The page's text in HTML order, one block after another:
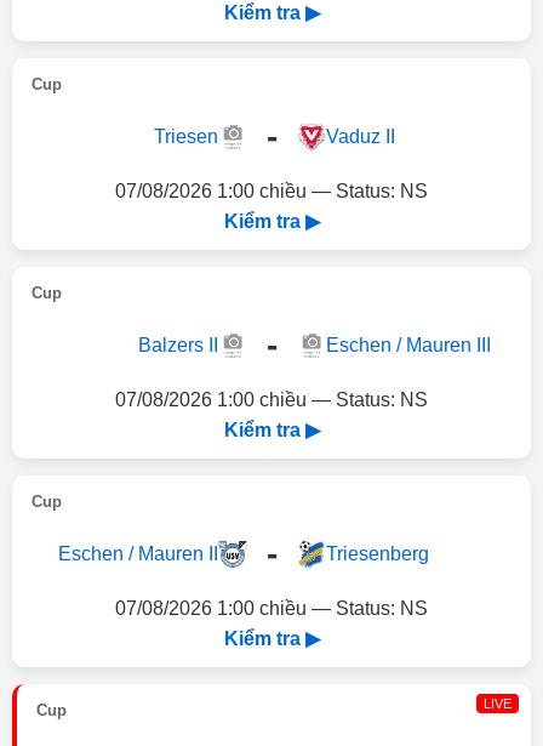
Kiểm tra ▶
Cup
Triesen - Vaduz II
07/08/2026 1:00 chiều — Status: NS
Kiểm tra ▶
Cup
Balzers II - Eschen / Mauren III
07/08/2026 1:00 chiều — Status: NS
Kiểm tra ▶
Cup
Eschen / Mauren II - Triesenberg
07/08/2026 1:00 chiều — Status: NS
Kiểm tra ▶
Cup LIVE